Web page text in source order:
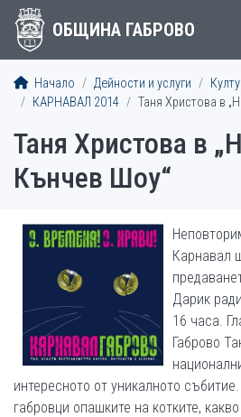
ОБЩИНА ГАБРОВО
Начало Дейности и услуги
КАРНАВАЛ 2014
Таня Христова в
Таня Христова в
Кънчев Шоу“
Карнавал
Дарик
16 часа.
Габрово
интересното от уникалното
габровци опашките на котките,